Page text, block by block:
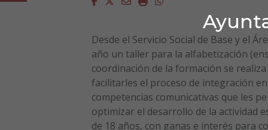
Desde el Servicio Social de Base y el
año un taller para la alfabetización
coordinación de la formación se
facilitarles el proceso de integración
competencias comunicativas que les
optimizar el desarrollo de la actividad
de 18 años, con ganas e interés para